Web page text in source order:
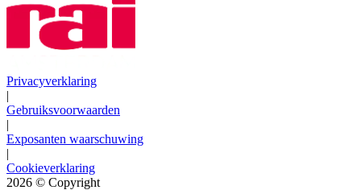
Privacyverklaring
|
Gebruiksvoorwaarden
|
Exposanten waarschuwing
|
Cookieverklaring
2026 © Copyright